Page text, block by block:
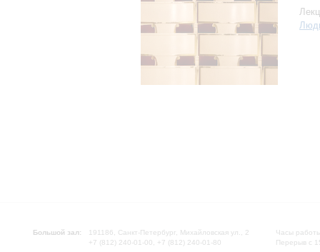
Большой зал:
191186, Санкт-Петербург, Михайловская ул., 2
+7 (812) 240-01-00, +7 (812) 240-01-80
Часы
Перерыв с